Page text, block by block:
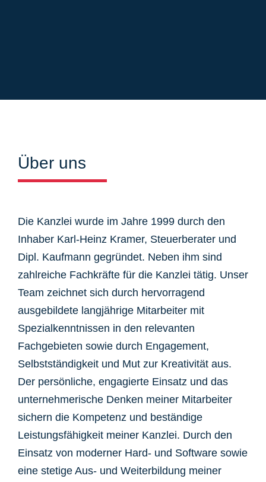
Über uns
Die Kanzlei wurde im Jahre 1999 durch den
Inhaber Karl-Heinz Kramer, Steuerberater und
Dipl. Kaufmann gegründet. Neben ihm sind
zahlreiche Fachkräfte für die Kanzlei tätig. Unser
Team zeichnet sich durch hervorragend
ausgebildete langjährige Mitarbeiter mit
Spezialkenntnissen in den relevanten
Fachgebieten sowie durch Engagement,
Selbstständigkeit und Mut zur Kreativität aus.
Der persönliche, engagierte Einsatz und das
unternehmerische Denken meiner Mitarbeiter
sichern die Kompetenz und beständige
Leistungsfähigkeit meiner Kanzlei. Durch den
Einsatz von moderner Hard- und Software sowie
eine stetige Aus- und Weiterbildung meiner